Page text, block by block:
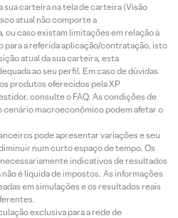
sua carteira na tela de carteira (Visão
atual não comporte a
caso existam limitações em relação à
para a referida aplicação/contratação, isto
atual da sua carteira, esta
ao seu perfil. Em caso de dúvidas
produtos oferecidos pela XP
consulte o FAQ. As condições de
cenário macroeconômico podem afetar o
pode apresentar variações e seu
num curto espaço de tempo. Os
indicativos de resultados
é líquida de impostos. As informações
em simulações e os resultados reais
exclusiva para a rede de